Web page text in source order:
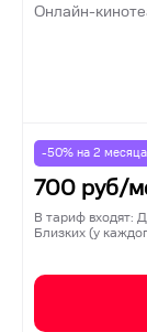
Онлайн-
-50% на 2
700 руб/
В тариф входят:
Близких (у